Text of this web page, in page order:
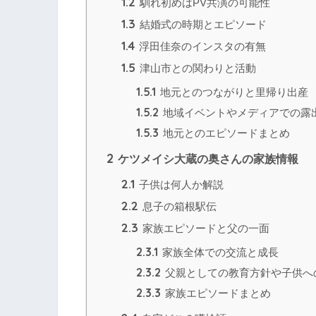
馴れ初めはPV共演の可能性
1.3 結婚式の時期とエピソード
1.4 浮田佳奈のインスタの有無
1.5 津山市との関わりと活動
1.5.1 地元とのつながりと里帰り出産
1.5.2 地域イベントやメディアでの露
1.5.3 地元とのエピソードまとめ
2 ケツメイシ大蔵の奥さんの家族情報
2.1 子供は何人か解説
2.2 息子の箱根駅伝
2.3 家族エピソードと父の一面
2.3.1 家族全体での交流と成長
2.3.2 父親としての教育方針や子供へ
2.3.3 家族エピソードまとめ